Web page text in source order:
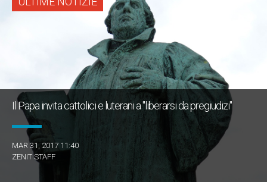
Il Papa invita cattolici e luterani a "liberarsi da pregiudizi"
MAR 31, 2017 11:40
ZENIT STAFF